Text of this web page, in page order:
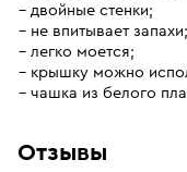
двойные стенки;
не впитывает запахи;
легко моется;
крышку можно
чашка из белого
Отзывы